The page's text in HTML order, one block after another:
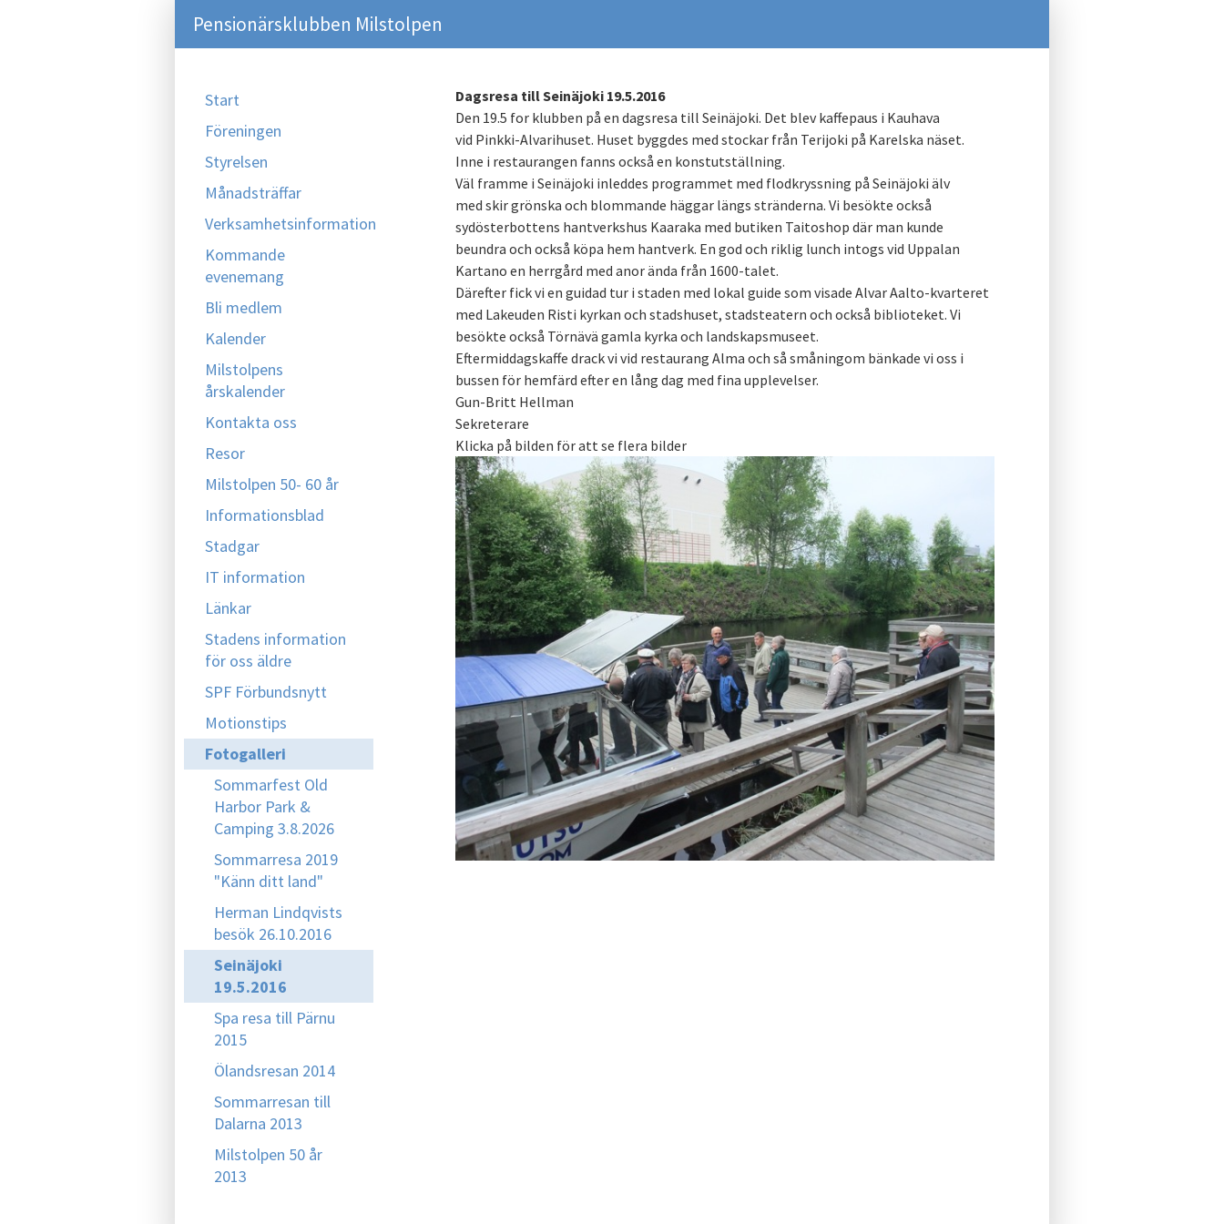
Pensionärsklubben Milstolpen
Start
Föreningen
Styrelsen
Månadsträffar
Verksamhetsinformation
Kommande
evenemang
Bli medlem
Kalender
Milstolpens
årskalender
Kontakta oss
Resor
Milstolpen 50- 60 år
Informationsblad
Stadgar
IT information
Länkar
Stadens information
för oss äldre
SPF Förbundsnytt
Motionstips
Fotogalleri
Sommarfest Old
Harbor Park &
Camping 3.8.2026
Sommarresa 2019
"Känn ditt land"
Herman Lindqvists
besök 26.10.2016
Seinäjoki
19.5.2016
Spa resa till Pärnu
2015
Ölandsresan 2014
Sommarresan till
Dalarna 2013
Milstolpen 50 år
2013
Dagsresa till Seinäjoki 19.5.2016
Den 19.5 for klubben på en dagsresa till Seinäjoki. Det blev kaffepaus i Kauhava
vid Pinkki-Alvarihuset. Huset byggdes med stockar från Terijoki på Karelska näset.
Inne i restaurangen fanns också en konstutställning.
Väl framme i Seinäjoki inleddes programmet med flodkryssning på Seinäjoki älv
med skir grönska och blommande häggar längs stränderna. Vi besökte också
sydösterbottens hantverkshus Kaaraka med butiken Taitoshop där man kunde
beundra och också köpa hem hantverk. En god och riklig lunch intogs vid Uppalan
Kartano en herrgård med anor ända från 1600-talet.
Därefter fick vi en guidad tur i staden med lokal guide som visade Alvar Aalto-kvarteret
med Lakeuden Risti kyrkan och stadshuset, stadsteatern och också biblioteket. Vi
besökte också Törnävä gamla kyrka och landskapsmuseet.
Eftermiddagskaffe drack vi vid restaurang Alma och så småningom bänkade vi oss i
bussen för hemfärd efter en lång dag med fina upplevelser.
Gun-Britt Hellman
Sekreterare
Klicka på bilden för att se flera bilder